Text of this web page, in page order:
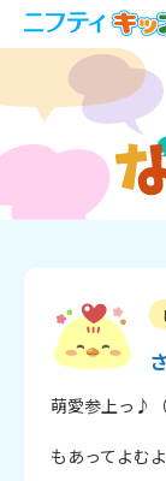
萌愛参上っ♪
もあってよむ